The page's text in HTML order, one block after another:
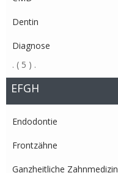
Dentin
Diagnose
. ( 5 ) .
EFGH
Endodontie
Frontzähne
Ganzheitliche Zahnmedizin